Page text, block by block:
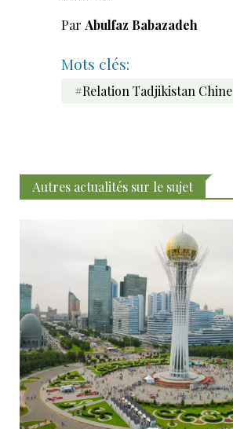
Par Abulfaz Babazadeh
Mots clés:
#Relation Tadjikistan Chine
Autres actualités sur le sujet